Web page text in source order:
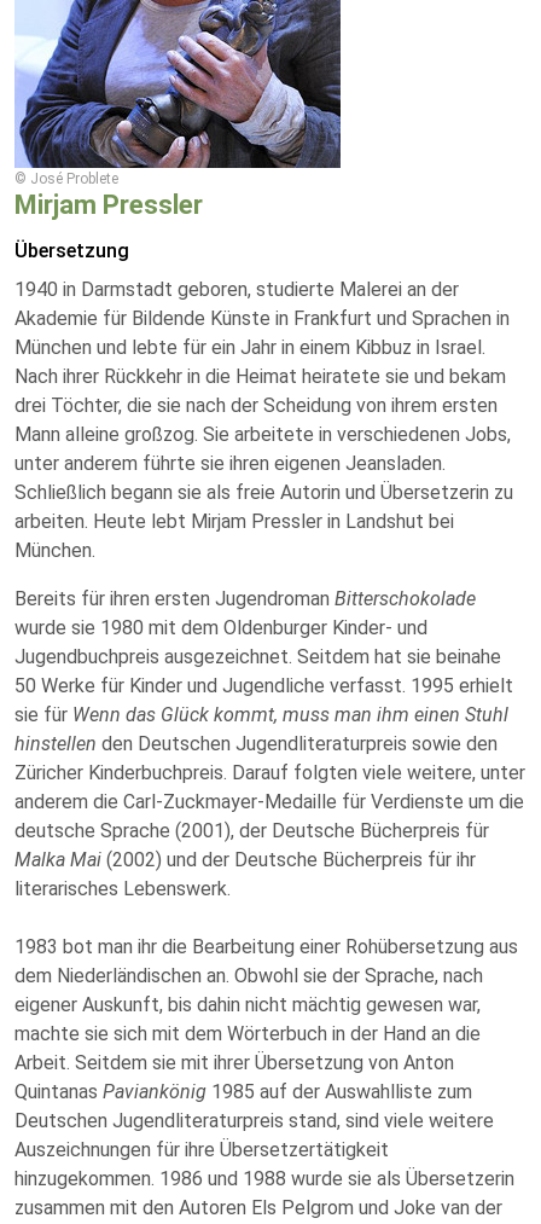
© José Problete
Mirjam Pressler
Übersetzung
1940 in Darmstadt geboren, studierte Malerei an der
Akademie für Bildende Künste in Frankfurt und Sprachen in
München und lebte für ein Jahr in einem Kibbuz in Israel.
Nach ihrer Rückkehr in die Heimat heiratete sie und bekam
drei Töchter, die sie nach der Scheidung von ihrem ersten
Mann alleine großzog. Sie arbeitete in verschiedenen Jobs,
unter anderem führte sie ihren eigenen Jeansladen.
Schließlich begann sie als freie Autorin und Übersetzerin zu
arbeiten. Heute lebt Mirjam Pressler in Landshut bei
München.
Bereits für ihren ersten Jugendroman Bitterschokolade
wurde sie 1980 mit dem Oldenburger Kinder- und
Jugendbuchpreis ausgezeichnet. Seitdem hat sie beinahe
50 Werke für Kinder und Jugendliche verfasst. 1995 erhielt
sie für Wenn das Glück kommt, muss man ihm einen Stuhl
hinstellen den Deutschen Jugendliteraturpreis sowie den
Züricher Kinderbuchpreis. Darauf folgten viele weitere, unter
anderem die Carl-Zuckmayer-Medaille für Verdienste um die
deutsche Sprache (2001), der Deutsche Bücherpreis für
Malka Mai (2002) und der Deutsche Bücherpreis für ihr
literarisches Lebenswerk.
1983 bot man ihr die Bearbeitung einer Rohübersetzung aus
dem Niederländischen an. Obwohl sie der Sprache, nach
eigener Auskunft, bis dahin nicht mächtig gewesen war,
machte sie sich mit dem Wörterbuch in der Hand an die
Arbeit. Seitdem sie mit ihrer Übersetzung von Anton
Quintanas Paviankönig 1985 auf der Auswahlliste zum
Deutschen Jugendliteraturpreis stand, sind viele weitere
Auszeichnungen für ihre Übersetzertätigkeit
hinzugekommen. 1986 und 1988 wurde sie als Übersetzerin
zusammen mit den Autoren Els Pelgrom und Joke van der